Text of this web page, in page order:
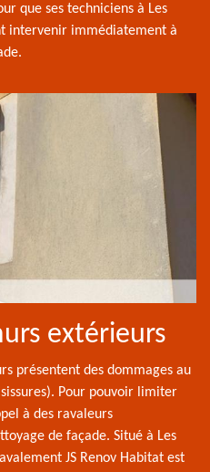
que ses techniciens à Les
intervenir immédiatement à
extérieurs
présentent des dommages au
Pour pouvoir limiter
à des ravaleurs
de façade. Situé à Les
JS Renov Habitat est